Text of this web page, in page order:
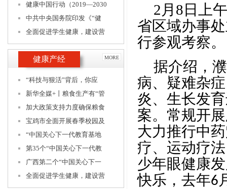
2月8日上
省区域办事
行参观考察。
据介绍，
病、疑难杂
炎、生长发
案。常规开
大力推行中
疗、运动疗
少年眼健康
快乐，去年6
健康中国行动（2019—2030
中共中央国务院印发《“健
全面促进学生健康，建设营
健康产经 MORE
“科技与狠活”背后，你应
新华全媒+丨粮食生产有“管
加大政策支持力度确保粮食
宝鸡市全面开展春季校园及
“中国关心下一代教育基地
第35个“中国关心下一代教
广西第二个“中国关心下一
全面促进学生健康，建设营